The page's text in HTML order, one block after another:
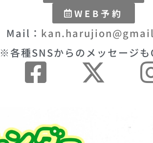
WEB予約
Mail：
※各種SNSからのメッセージも